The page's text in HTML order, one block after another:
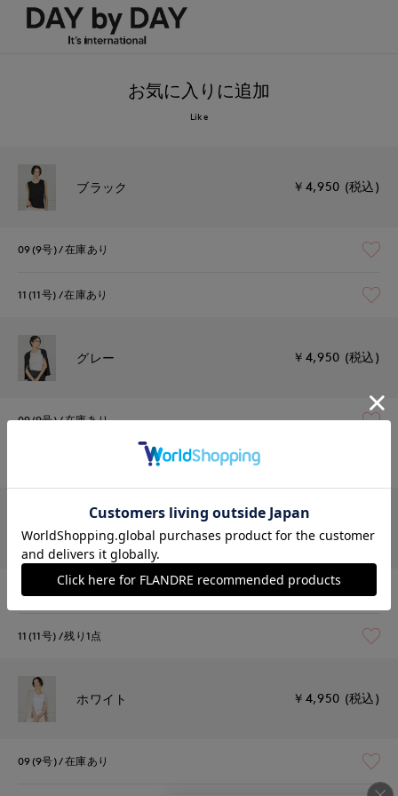
お気に入りに追加
Like
ブラック ￥4,950 (税込)
09(9号) 在庫あり
11(11号) 在庫あり
グレー ￥4,950 (税込)
09(9号) 在庫あり
チャコールグレー ￥4,950 (税込)
09(9号)
11(11号) 残り1点
ホワイト ￥4,950 (税込)
09(9号) 在庫あり